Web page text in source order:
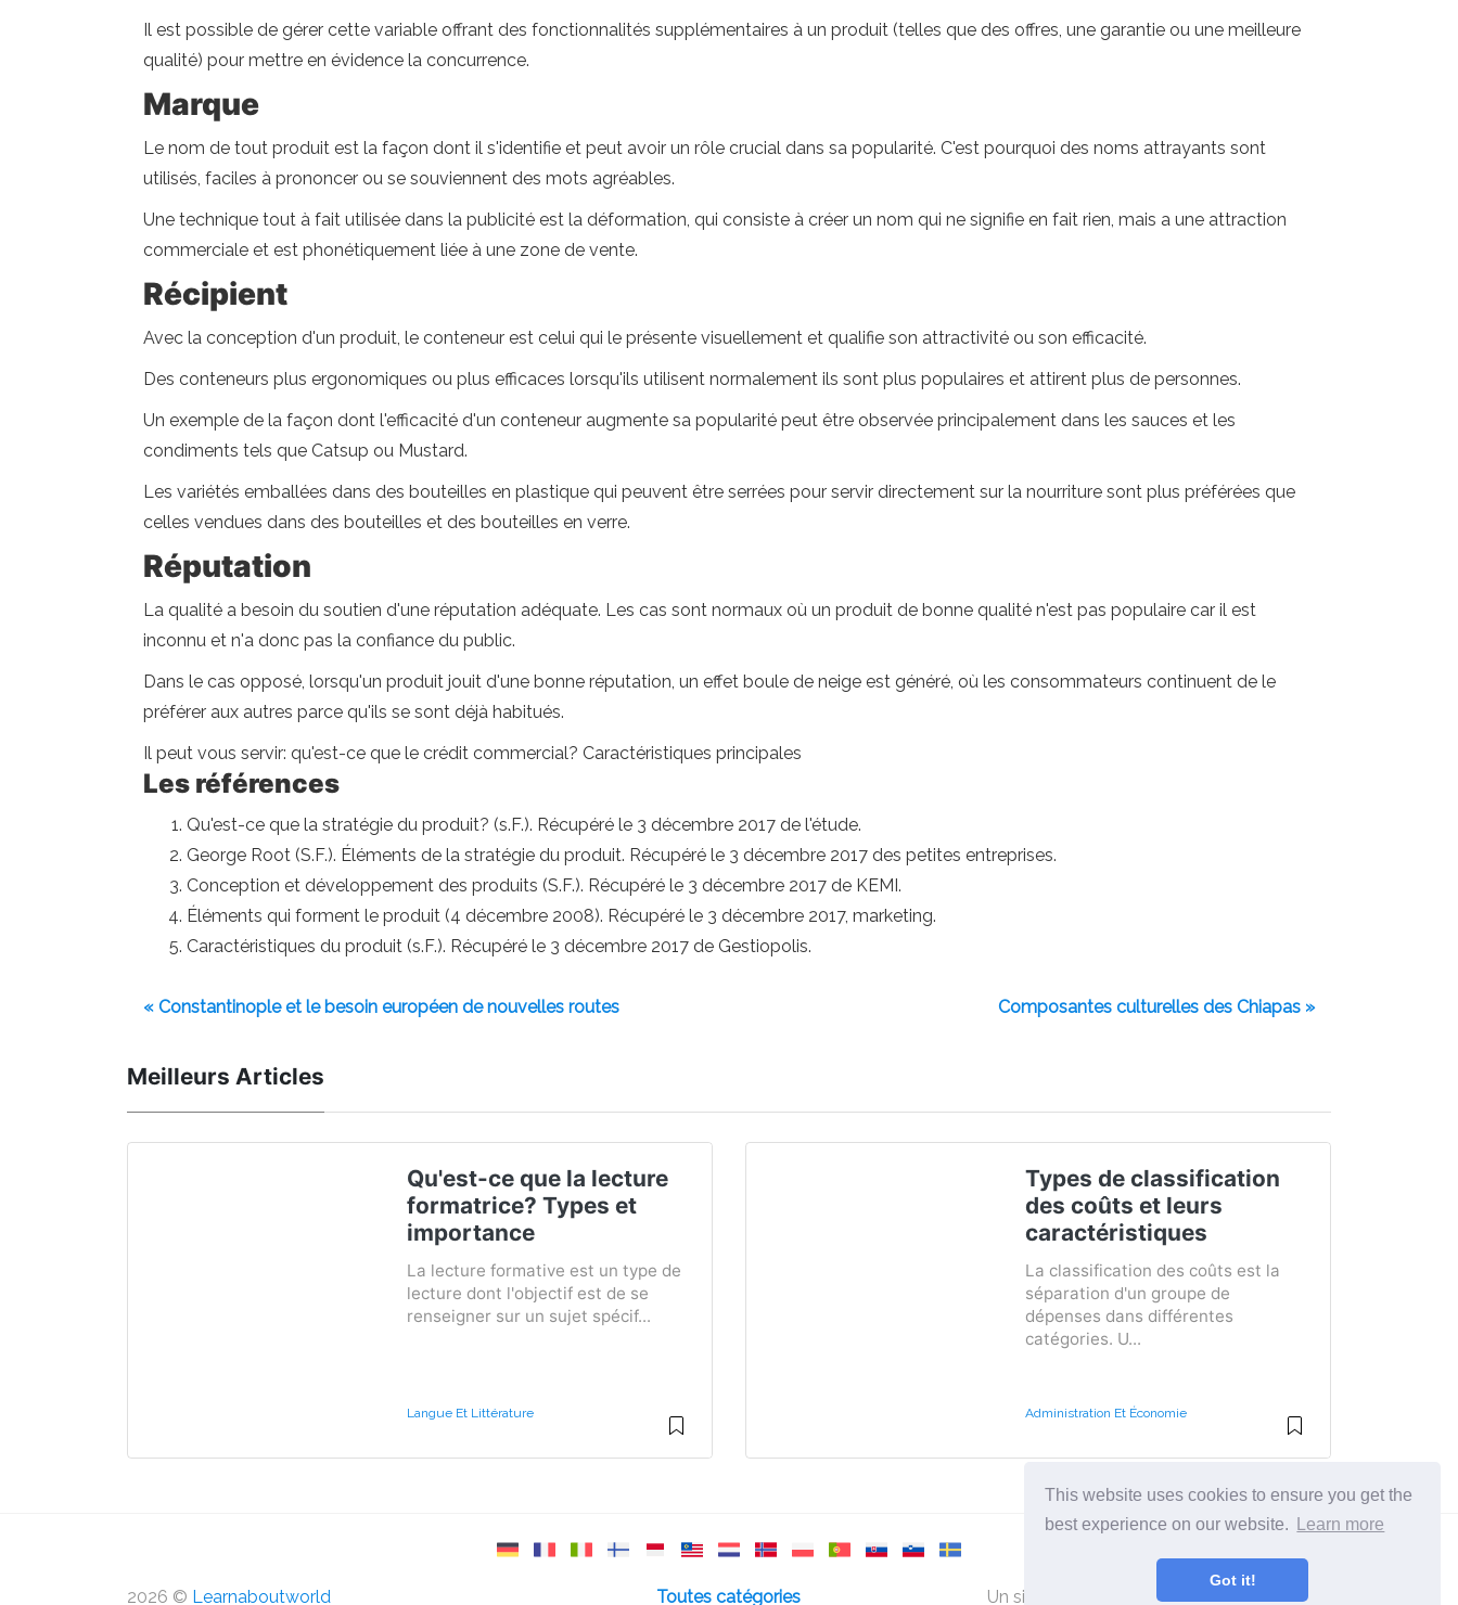
This website uses cookies to ensure you get the
best experience on our website.
Learn more
Got it!
Il est possible de gérer cette variable offrant des fonctionnalités supplémentaires à un produit (telles que des offres, une garantie ou une meilleure
qualité) pour mettre en évidence la concurrence.
Marque
Le nom de tout produit est la façon dont il s'identifie et peut avoir un rôle crucial dans sa popularité. C'est pourquoi des noms attrayants sont
utilisés, faciles à prononcer ou se souviennent des mots agréables.
Une technique tout à fait utilisée dans la publicité est la déformation, qui consiste à créer un nom qui ne signifie en fait rien, mais a une attraction
commerciale et est phonétiquement liée à une zone de vente.
Récipient
Avec la conception d'un produit, le conteneur est celui qui le présente visuellement et qualifie son attractivité ou son efficacité.
Des conteneurs plus ergonomiques ou plus efficaces lorsqu'ils utilisent normalement ils sont plus populaires et attirent plus de personnes.
Un exemple de la façon dont l'efficacité d'un conteneur augmente sa popularité peut être observée principalement dans les sauces et les
condiments tels que Catsup ou Mustard.
Les variétés emballées dans des bouteilles en plastique qui peuvent être serrées pour servir directement sur la nourriture sont plus préférées que
celles vendues dans des bouteilles et des bouteilles en verre.
Réputation
La qualité a besoin du soutien d'une réputation adéquate. Les cas sont normaux où un produit de bonne qualité n'est pas populaire car il est
inconnu et n'a donc pas la confiance du public.
Dans le cas opposé, lorsqu'un produit jouit d'une bonne réputation, un effet boule de neige est généré, où les consommateurs continuent de le
préférer aux autres parce qu'ils se sont déjà habitués.
Il peut vous servir: qu'est-ce que le crédit commercial? Caractéristiques principales
Les références
Qu'est-ce que la stratégie du produit? (s.F.). Récupéré le 3 décembre 2017 de l'étude.
George Root (S.F.). Éléments de la stratégie du produit. Récupéré le 3 décembre 2017 des petites entreprises.
Conception et développement des produits (S.F.). Récupéré le 3 décembre 2017 de KEMI.
Éléments qui forment le produit (4 décembre 2008). Récupéré le 3 décembre 2017, marketing.
Caractéristiques du produit (s.F.). Récupéré le 3 décembre 2017 de Gestiopolis.
« Constantinople et le besoin européen de nouvelles routes Composantes culturelles des Chiapas »
Meilleurs Articles
Qu'est-ce que la lecture
formatrice? Types et
importance
La lecture formative est un type de
lecture dont l'objectif est de se
renseigner sur un sujet spécif...
Langue Et Littérature
Types de classification
des coûts et leurs
caractéristiques
La classification des coûts est la
séparation d'un groupe de
dépenses dans différentes
catégories. U...
Administration Et Économie
2026 © Learnaboutworld Toutes catégories Un site pour ceux qui veulent en savoir plus